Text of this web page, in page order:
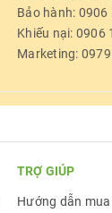
Bảo hành: 0906
Khiếu nại: 0906
Marketing:
TRỢ GIÚP
Hướng dẫn